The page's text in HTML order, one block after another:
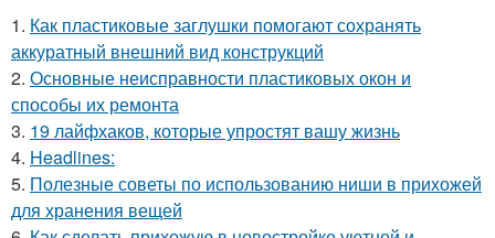
1. Как пластиковые заглушки помогают сохранять
аккуратный внешний вид конструкций
2. Основные неисправности пластиковых окон и
способы их ремонта
3. 19 лайфхаков, которые упростят вашу жизнь
4. Headlines:
5. Полезные советы по использованию ниши в прихожей
для хранения вещей